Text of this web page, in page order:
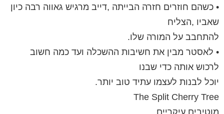
• כשהם חוזרים חזרה הבייתה ,דייב מרגיש גאווה רבה כיון
שאביו ,הצליח
להתחבב על המורה שלו.
• לאסטר מבין את חשיבות ההשכלה ועד כמה חשוב
לרכוש אותה כדי שבנו
יוכל לבנות לעצמו עתיד טוב יותר.
The Split Cherry Tree